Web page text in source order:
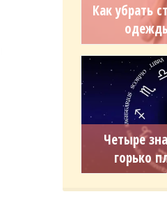
Как убрать
Четыре
горько